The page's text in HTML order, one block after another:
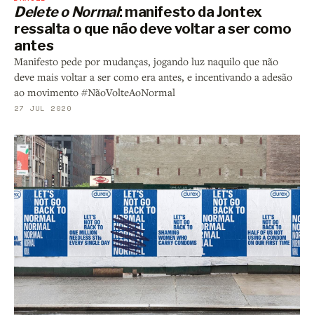
Delete o Normal: manifesto da Jontex
ressalta o que não deve voltar a ser como
antes
Manifesto pede por mudanças, jogando luz naquilo que não
deve mais voltar a ser como era antes, e incentivando a adesão
ao movimento #NãoVolteAoNormal
27 JUL 2020